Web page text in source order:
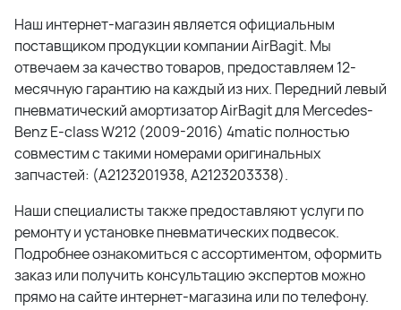
Наш интернет-магазин является официальным
поставщиком продукции компании AirBagit. Мы
отвечаем за качество товаров, предоставляем 12-
месячную гарантию на каждый из них. Передний левый
пневматический амортизатор AirBagit для Mercedes-
Benz E-class W212 (2009-2016) 4maticполностью
совместим с такими номерами оригинальных
запчастей: (A2123201938, A2123203338).
Наши специалисты также предоставляют услуги по
ремонту и установке пневматических подвесок.
Подробнее ознакомиться с ассортиментом, оформить
заказ или получить консультацию экспертов можно
прямо на сайте интернет-магазина или по телефону.